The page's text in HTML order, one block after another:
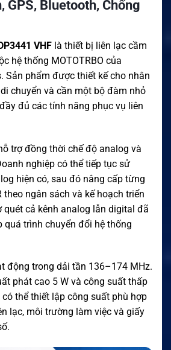
GPS, Bluetooth, Chống
VHF là thiết bị liên lạc cầm
hệ thống MOTOTRBO của
Sản phẩm được thiết kế cho nhân
chuyển và cần một bộ đàm nhỏ
đủ các tính năng phục vụ liên
trợ đồng thời chế độ analog và
nghiệp có thể tiếp tục sử
hiện có, sau đó nâng cấp từng
theo ngân sách và kế hoạch triển
quét cả kênh analog lẫn digital đã
quá trình chuyển đổi hệ thống
động trong dải tần 136–174 MHz.
phát cao 5 W và công suất thấp
thể thiết lập công suất phù hợp
lạc, môi trường làm việc và giấy